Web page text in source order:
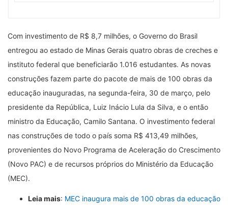
Com investimento de R$ 8,7 milhões, o Governo do Brasil
entregou ao estado de Minas Gerais quatro obras de creches e
instituto federal que beneficiarão 1.016 estudantes. As novas
construções fazem parte do pacote de mais de 100 obras da
educação inauguradas, na segunda-feira, 30 de março, pelo
presidente da República, Luiz Inácio Lula da Silva, e o então
ministro da Educação, Camilo Santana. O investimento federal
nas construções de todo o país soma R$ 413,49 milhões,
provenientes do Novo Programa de Aceleração do Crescimento
(Novo PAC) e de recursos próprios do Ministério da Educação
(MEC).
Leia mais: MEC inaugura mais de 100 obras da educação